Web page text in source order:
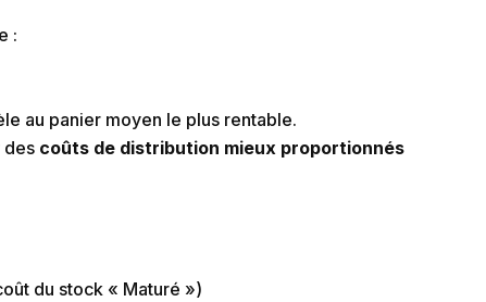
:
au panier moyen le plus rentable.
des coûts de distribution mieux proportionnés
du stock « Maturé »)